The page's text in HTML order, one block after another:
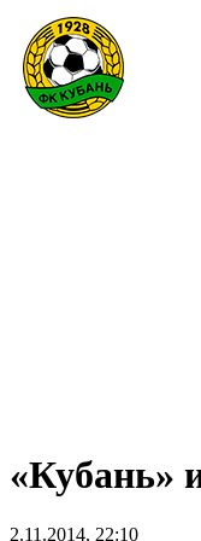
«Кубань»
2.11.2014, 22:10